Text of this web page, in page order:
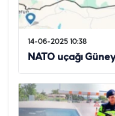
14-06-2025 10:38
NATO uçağı